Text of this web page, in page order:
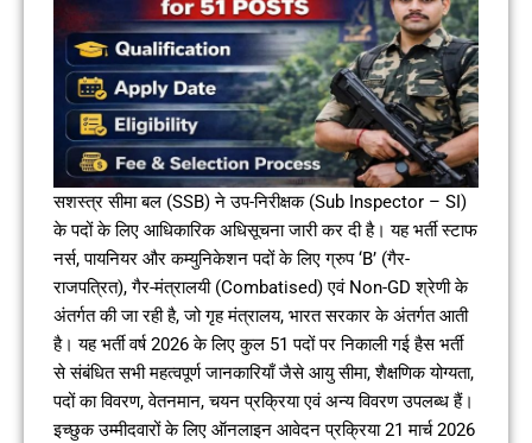
सशस्त्र सीमा बल (SSB) ने उप-निरीक्षक (Sub Inspector – SI)
के पदों के लिए आधिकारिक अधिसूचना जारी कर दी है। यह भर्ती स्टाफ
नर्स, पायनियर और कम्युनिकेशन पदों के लिए ग्रुप ‘B’ (गैर-
राजपत्रित), गैर-मंत्रालयी (Combatised) एवं Non-GD श्रेणी के
अंतर्गत की जा रही है, जो गृह मंत्रालय, भारत सरकार के अंतर्गत आती
है। यह भर्ती वर्ष 2026 के लिए कुल 51 पदों पर निकाली गई हैस भर्ती
से संबंधित सभी महत्वपूर्ण जानकारियाँ जैसे आयु सीमा, शैक्षणिक योग्यता,
पदों का विवरण, वेतनमान, चयन प्रक्रिया एवं अन्य विवरण उपलब्ध हैं।
इच्छुक उम्मीदवारों के लिए ऑनलाइन आवेदन प्रक्रिया 21 मार्च 2026